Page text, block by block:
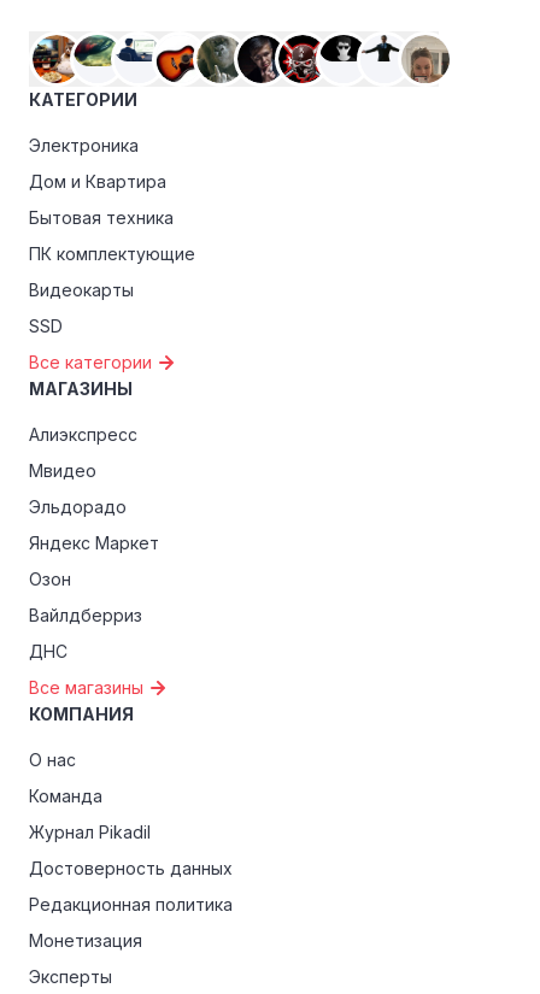
критериям, проверьте, предоставляет ли МТС лайв
эксклюзивные скидки для студентов, ветеранов или
пенсионеров.
КАТЕГОРИИ
Электроника
Дом и Квартира
Бытовая техника
ПК комплектующие
Видеокарты
SSD
Все категории
МАГАЗИНЫ
Алиэкспресс
Мвидео
Эльдорадо
Яндекс Маркет
Озон
Вайлдберриз
ДНС
Все магазины
КОМПАНИЯ
О нас
Команда
Журнал Pikadil
Достоверность данных
Редакционная политика
Монетизация
Эксперты